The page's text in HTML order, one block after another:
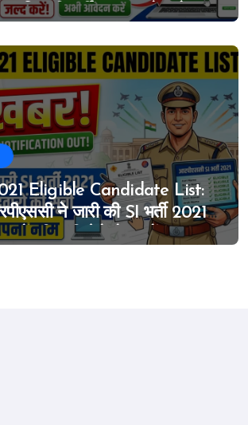
पर निकली भर्ती, 27 जून से आवेदन
Eligible Candidate List:
ने जारी की SI भर्ती 2021
की सूची, ऐसे चेक करें अपना